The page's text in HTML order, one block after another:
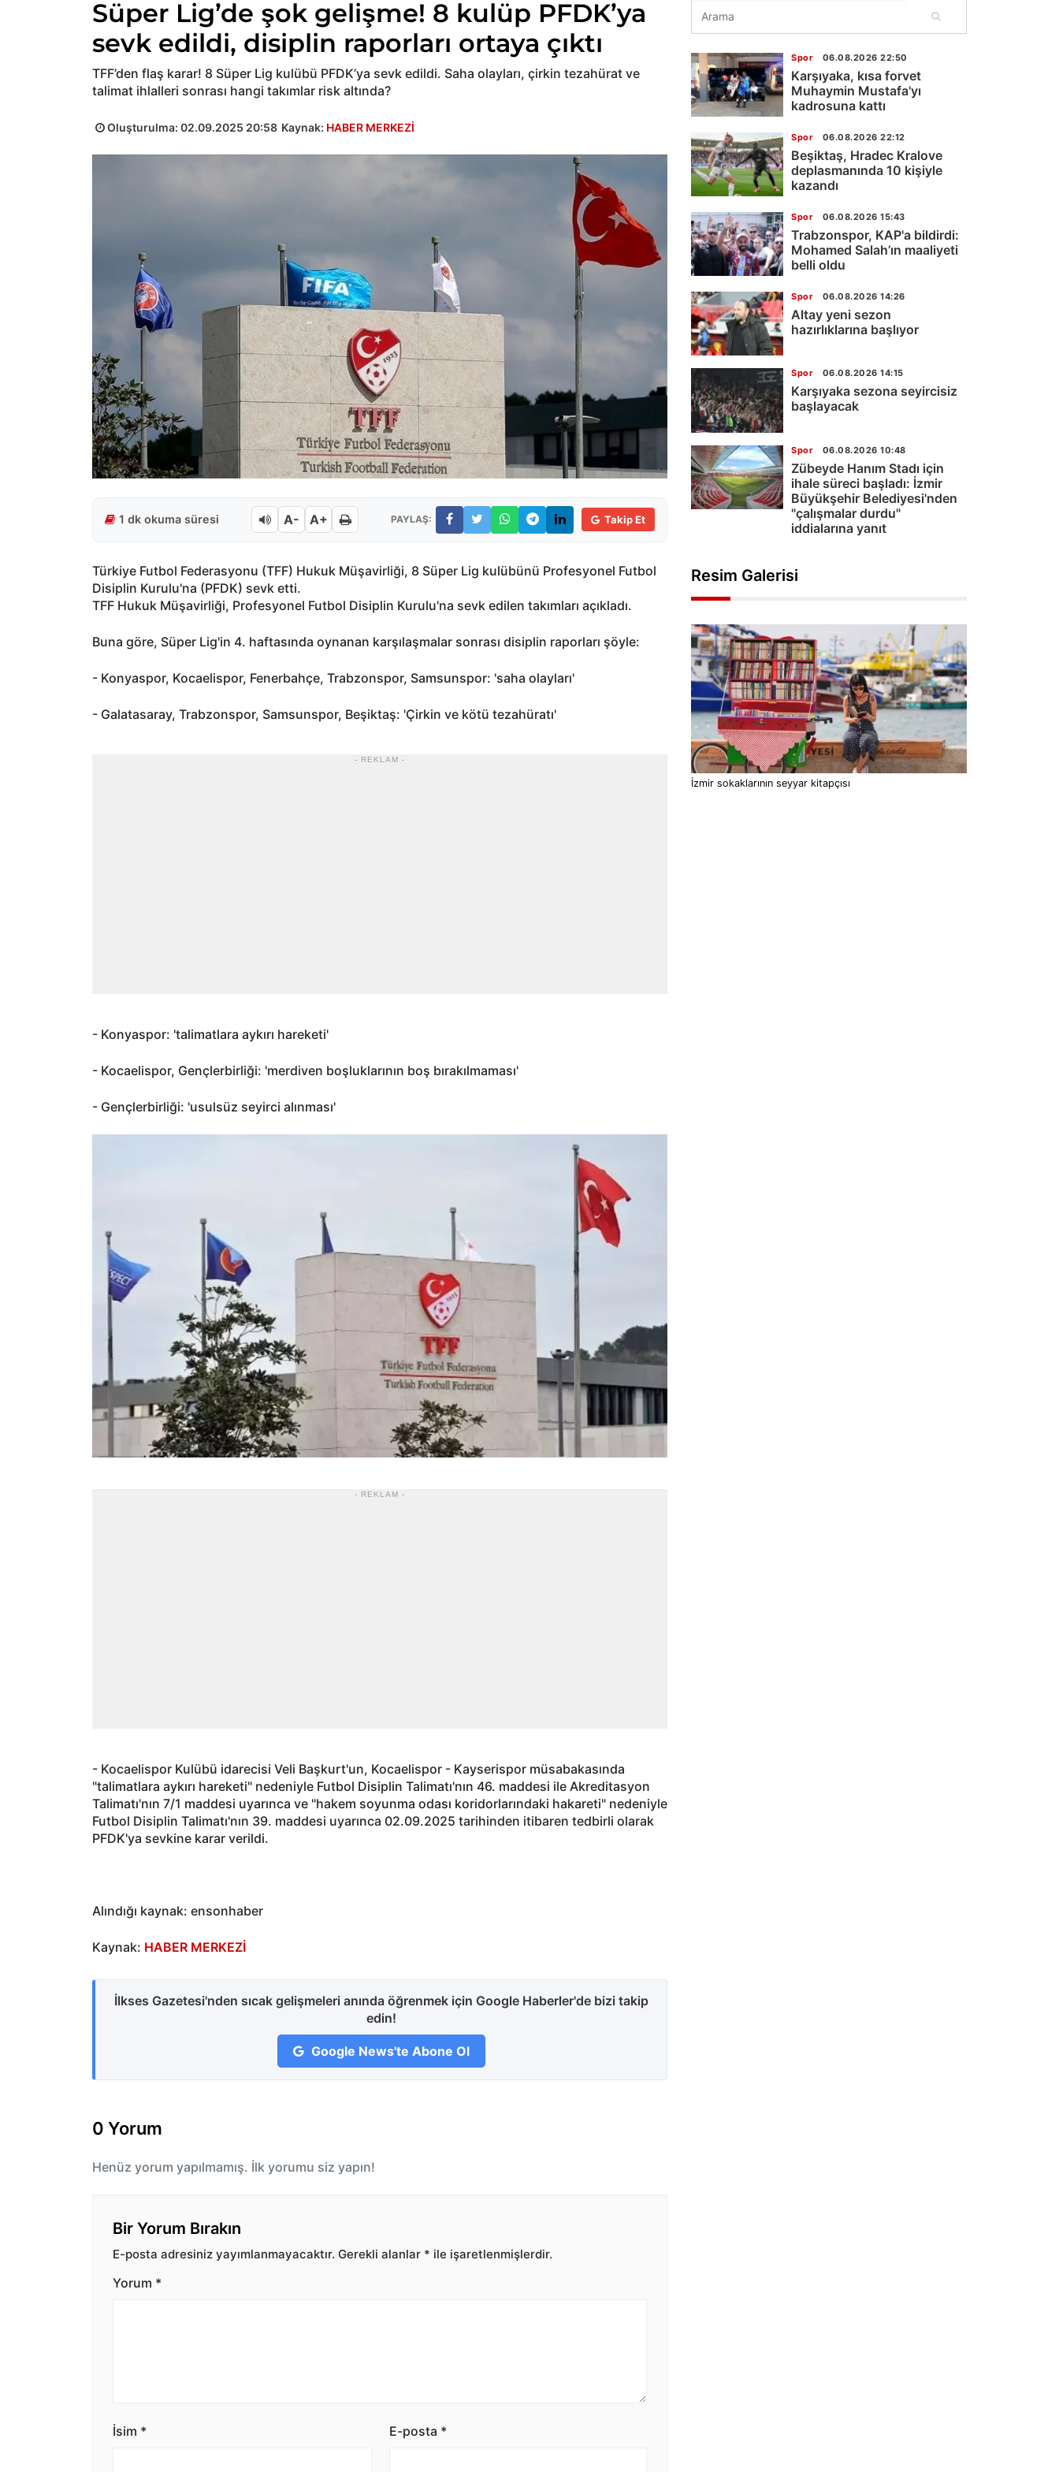
Süper Lig’de şok gelişme! 8 kulüp PFDK’ya
sevk edildi, disiplin raporları ortaya çıktı
TFF’den flaş karar! 8 Süper Lig kulübü PFDK’ya sevk edildi. Saha olayları, çirkin tezahürat ve
talimat ihlalleri sonrası hangi takımlar risk altında?
Oluşturulma: 02.09.2025 20:58 Kaynak: HABER MERKEZİ
1 dk okuma süresi A- A+ PAYLAŞ: Takip Et
Türkiye Futbol Federasyonu (TFF) Hukuk Müşavirliği, 8 Süper Lig kulübünü Profesyonel Futbol
Disiplin Kurulu'na (PFDK) sevk etti.
TFF Hukuk Müşavirliği, Profesyonel Futbol Disiplin Kurulu'na sevk edilen takımları açıkladı.
Buna göre, Süper Lig'in 4. haftasında oynanan karşılaşmalar sonrası disiplin raporları şöyle:
- Konyaspor, Kocaelispor, Fenerbahçe, Trabzonspor, Samsunspor: 'saha olayları'
- Galatasaray, Trabzonspor, Samsunspor, Beşiktaş: 'Çirkin ve kötü tezahüratı'
- REKLAM -
- Konyaspor: 'talimatlara aykırı hareketi'
- Kocaelispor, Gençlerbirliği: 'merdiven boşluklarının boş bırakılmaması'
- Gençlerbirliği: 'usulsüz seyirci alınması'
- REKLAM -
- Kocaelispor Kulübü idarecisi Veli Başkurt'un, Kocaelispor - Kayserispor müsabakasında
"talimatlara aykırı hareketi" nedeniyle Futbol Disiplin Talimatı'nın 46. maddesi ile Akreditasyon
Talimatı'nın 7/1 maddesi uyarınca ve "hakem soyunma odası koridorlarındaki hakareti" nedeniyle
Futbol Disiplin Talimatı'nın 39. maddesi uyarınca 02.09.2025 tarihinden itibaren tedbirli olarak
PFDK'ya sevkine karar verildi.
Alındığı kaynak: ensonhaber
Kaynak: HABER MERKEZİ
İlkses Gazetesi'nden sıcak gelişmeleri anında öğrenmek için Google Haberler'de bizi takip
edin!
Google News'te Abone Ol
0 Yorum
Henüz yorum yapılmamış. İlk yorumu siz yapın!
Bir Yorum Bırakın
E-posta adresiniz yayımlanmayacaktır. Gerekli alanlar * ile işaretlenmişlerdir.
Yorum *
İsim * E-posta *
Spor 06.08.2026 22:50
Karşıyaka, kısa forvet
Muhaymin Mustafa'yı
kadrosuna kattı
Spor 06.08.2026 22:12
Beşiktaş, Hradec Kralove
deplasmanında 10 kişiyle
kazandı
Spor 06.08.2026 15:43
Trabzonspor, KAP'a bildirdi:
Mohamed Salah’ın maaliyeti
belli oldu
Spor 06.08.2026 14:26
Altay yeni sezon
hazırlıklarına başlıyor
Spor 06.08.2026 14:15
Karşıyaka sezona seyircisiz
başlayacak
Spor 06.08.2026 10:48
Zübeyde Hanım Stadı için
ihale süreci başladı: İzmir
Büyükşehir Belediyesi'nden
"çalışmalar durdu"
iddialarına yanıt
Resim Galerisi
İzmir sokaklarının seyyar kitapçısı